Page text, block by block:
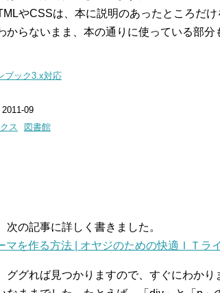
やCSSは、本に説明のあったところだ
からないまま、本の通りに使っている部分
ブック3.x対応
09
ス 図書館
の記事に詳しく書きました。
を作る方法 | オヤジのための快適ＩＴラ
グれば見つかりますので、すぐにわかり